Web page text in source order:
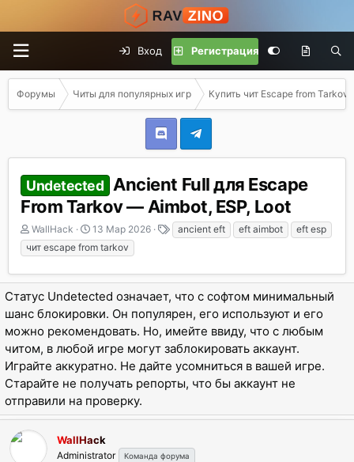
Вход Регистрация
Форумы Читы для популярных игр Купить чит Escape from Tarkov
Undetected
Ancient Full для Escape
From Tarkov — Aimbot, ESP, Loot
А
в
т
р
т
е
м
WallHack
Д
а
т
н
а
ч
а
л
а
13 Мар 2026
е
ancient eft eft aimbot
eft esp
чит escape from tarkov
Статус Undetected означает, что с софтом минимальный
шанс блокировки. Он популярен, его используют и его
можно рекомендовать. Но, имейте ввиду, что с любым
читом, в любой игре могут заблокировать аккаунт.
Играйте аккуратно. Не дайте усомниться в вашей игре.
Старайте не получать репорты, что бы аккаунт не
отправили на проверку.
WallHack
Administrator Команда форума